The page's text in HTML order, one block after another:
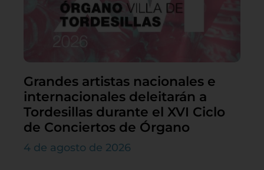
Grandes artistas nacionales e
internacionales deleitarán a
Tordesillas durante el XVI Ciclo
de Conciertos de Órgano
4 de agosto de 2026